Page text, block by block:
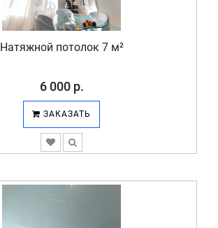
Натяжной потолок 7 м²
6 000 р.
ЗАКАЗАТЬ